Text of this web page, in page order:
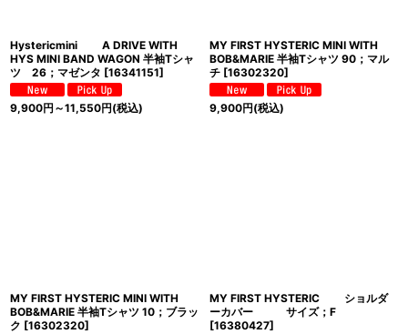
Hystericmini A DRIVE WITH
HYS MINI BAND WAGON 半袖Tシャ
ツ 26；マゼンタ [16341151]
9,900円 ～11,550円(税込)
MY FIRST HYSTERIC MINI WITH
BOB&MARIE 半袖Tシャツ 90；マル
チ [16302320]
9,900円(税込)
MY FIRST HYSTERIC MINI WITH
BOB&MARIE 半袖Tシャツ 10；ブラッ
ク [16302320]
MY FIRST HYSTERIC ショルダ
ーカバー サイズ；F
[16380427]